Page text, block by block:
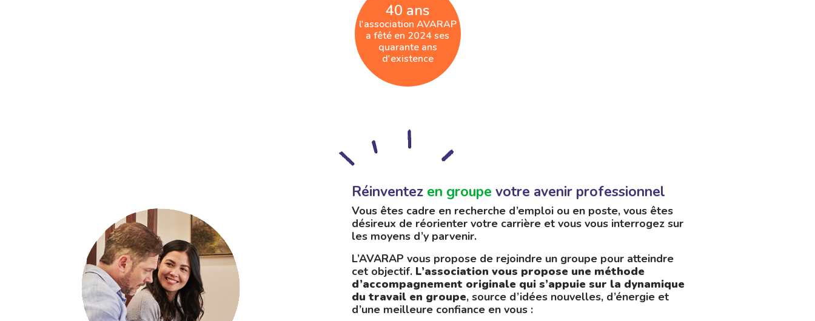
40 ans
l'association AVARAP
a fêté en 2024 ses
quarante ans
d'existence
Réinventez en groupe votre avenir professionnel
Vous êtes cadre en recherche d’emploi ou en poste, vous êtes
désireux de réorienter votre carrière et vous vous interrogez sur
les moyens d’y parvenir.
L’AVARAP vous propose de rejoindre un groupe pour atteindre
cet objectif. L’association vous propose une méthode
d’accompagnement originale qui s’appuie sur la dynamique
du travail en groupe, source d’idées nouvelles, d’énergie et
d’une meilleure confiance en vous :